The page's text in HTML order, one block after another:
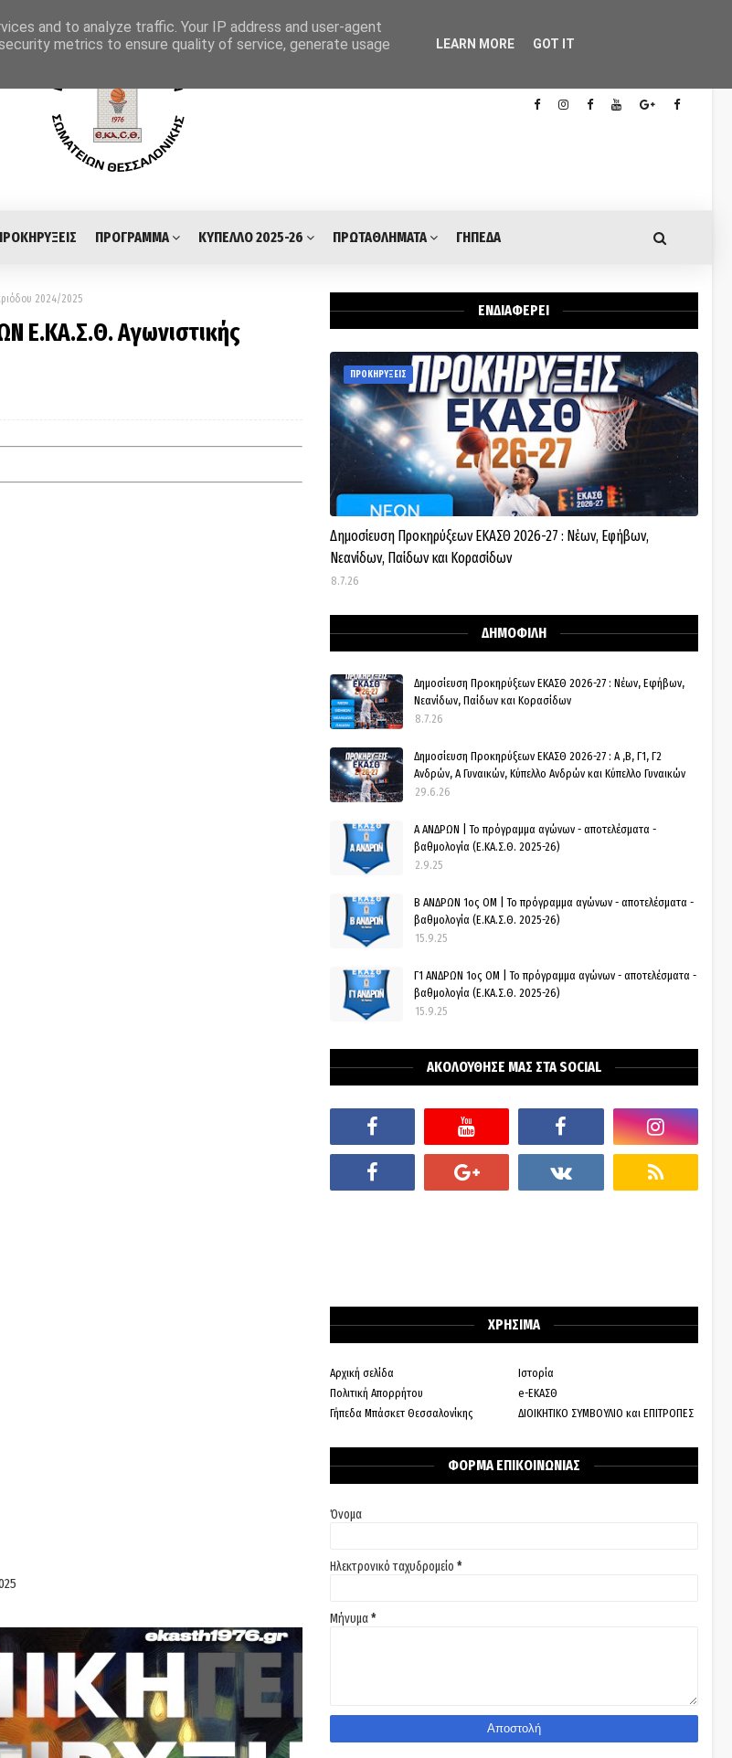
ΠΡΟΓΡΑΜΜΑ ΚΥΠΕΛΛΟ 2025-26 ΠΡΩΤΑΘΛΗΜΑΤΑ ΓΗΠΕΔΑ
2024/2025
Ε.ΚΑ.Σ.Θ. Αγωνιστικής
ΕΝΔΙΑΦΕΡΕΙ
ΠΡΟΚΗΡΥΞΕΙΣ
Δημοσίευση Προκηρύξεων ΕΚΑΣΘ 2026-27 : Νέων, Εφήβων,
Νεανίδων, Παίδων και Κορασίδων
8.7.26
ΔΗΜΟΦΙΛΗ
Δημοσίευση Προκηρύξεων ΕΚΑΣΘ 2026-27 : Νέων, Εφήβων,
Νεανίδων, Παίδων και Κορασίδων
8.7.26
Δημοσίευση Προκηρύξεων ΕΚΑΣΘ 2026-27 : Α ,Β, Γ1, Γ2
Ανδρών, Α Γυναικών, Κύπελλο Ανδρών και Κύπελλο Γυναικών
29.6.26
Α ΑΝΔΡΩΝ | Το πρόγραμμα αγώνων - αποτελέσματα -
βαθμολογία (Ε.ΚΑ.Σ.Θ. 2025-26)
2.9.25
Β ΑΝΔΡΩΝ 1ος ΟΜ | Το πρόγραμμα αγώνων - αποτελέσματα -
βαθμολογία (Ε.ΚΑ.Σ.Θ. 2025-26)
15.9.25
Γ1 ΑΝΔΡΩΝ 1ος ΟΜ | Το πρόγραμμα αγώνων - αποτελέσματα -
βαθμολογία (Ε.ΚΑ.Σ.Θ. 2025-26)
15.9.25
ΑΚΟΛΟΥΘΗΣΕ ΜΑΣ ΣΤΑ SOCIAL
ΧΡΗΣΙΜΑ
Αρχική σελίδα
Ιστορία
Πολιτική Απορρήτου
e-ΕΚΑΣΘ
Γήπεδα Μπάσκετ Θεσσαλονίκης
ΔΙΟΙΚΗΤΙΚΟ ΣΥΜΒΟΥΛΙΟ και ΕΠΙΤΡΟΠΕΣ
ΦΟΡΜΑ ΕΠΙΚΟΙΝΩΝΙΑΣ
Όνομα
Ηλεκτρονικό ταχυδρομείο *
Μήνυμα*
and to analyze traffic. Your IP address and user-agent
metrics to ensure quality of service, generate usage
LEARN MORE GOT IT